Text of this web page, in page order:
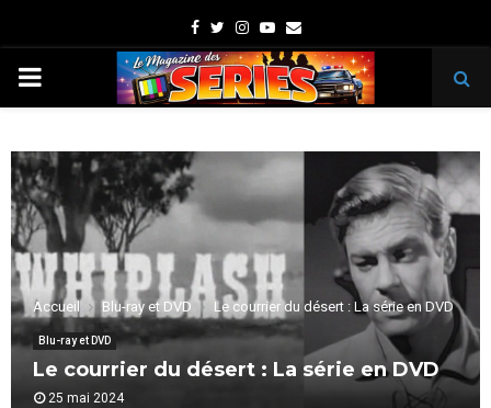
Facebook
TwitterInstagram
Youtube
Email
PRIMARY
Accueil Blu-ray et DVD Le courrier du désert : La série en DVD
Blu-ray et DVD
Le courrier du désert : La série en DVD
25 mai 2024